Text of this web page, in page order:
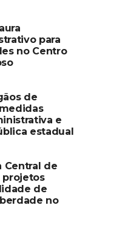
para
no Centro
de
e
estadual
Central de
projetos
de
no